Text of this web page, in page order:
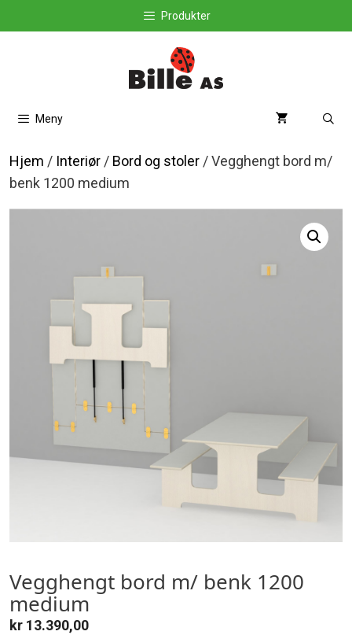
til
Produkter
Meny
Hjem / Interiør / Bord og stoler / Vegghengt bord m/
benk 1200 medium
Vegghengt bord m/ benk 1200
medium
kr 13.390,00